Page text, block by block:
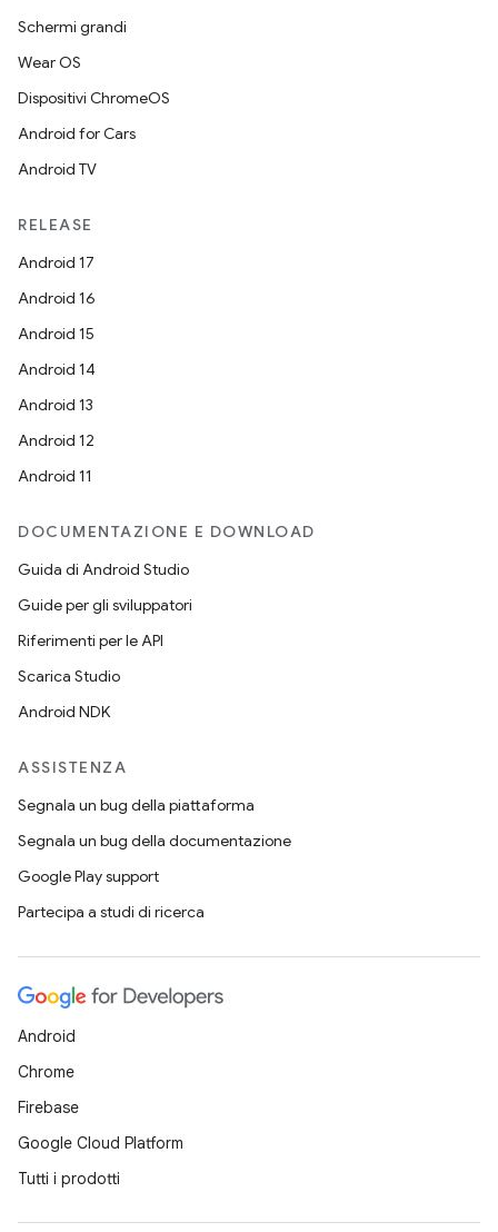
Schermi grandi
Wear OS
Dispositivi ChromeOS
Android for Cars
Android TV
RELEASE
Android 17
Android 16
Android 15
Android 14
Android 13
Android 12
Android 11
DOCUMENTAZIONE E DOWNLOAD
Guida di Android Studio
Guide per gli sviluppatori
Riferimenti per le API
Scarica Studio
Android NDK
ASSISTENZA
Segnala un bug della piattaforma
Segnala un bug della documentazione
Google Play support
Partecipa a studi di ricerca
Android
Chrome
Firebase
Google Cloud Platform
Tutti i prodotti